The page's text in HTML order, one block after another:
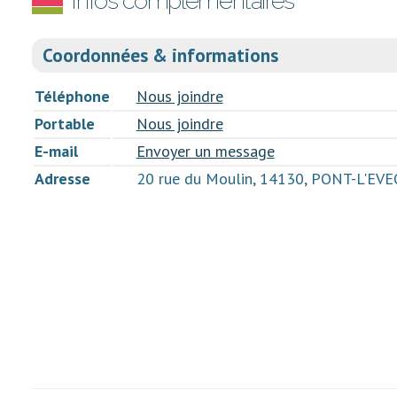
Coordonnées & informations
Téléphone
Nous joindre
Portable
Nous joindre
E-mail
Envoyer un message
Adresse
20 rue du Moulin, 14130, PONT-